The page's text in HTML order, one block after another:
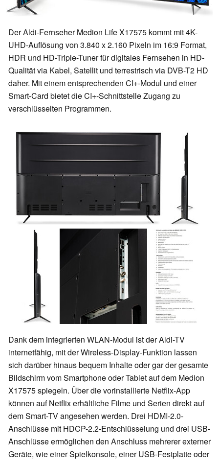
Der Aldi-Fernseher Medion Life X17575 kommt mit 4K-
UHD-Auflösung von 3.840 x 2.160 Pixeln im 16:9 Format,
HDR und HD-Triple-Tuner für digitales Fernsehen in HD-
Qualität via Kabel, Satellit und terrestrisch via DVB-T2 HD
daher. Mit einem entsprechenden CI+-Modul und einer
Smart-Card bietet die CI+-Schnittstelle Zugang zu
verschlüsselten Programmen.
Dank dem integrierten WLAN-Modul ist der Aldi-TV
internetfähig, mit der Wireless-Display-Funktion lassen
sich darüber hinaus bequem Inhalte oder gar der gesamte
Bildschirm vom Smartphone oder Tablet auf dem Medion
X17575 spiegeln. Über die vorinstallierte Netflix-App
können auf Netflix erhältliche Filme und Serien direkt auf
dem Smart-TV angesehen werden. Drei HDMI-2.0-
Anschlüsse mit HDCP-2.2-Entschlüsselung und drei USB-
Anschlüsse ermöglichen den Anschluss mehrerer externer
Geräte, wie einer Spielkonsole, einer USB-Festplatte oder